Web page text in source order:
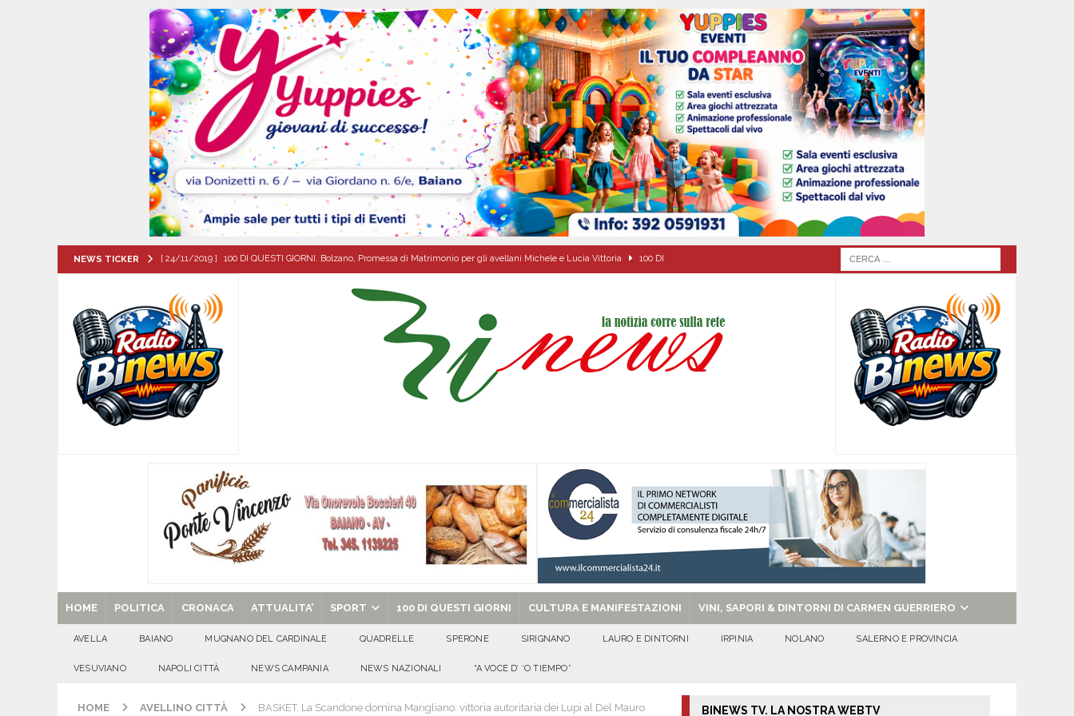
NEWS TICKER [ 24/11/2019 ] 100 DI QUESTI GIORNI. Bolzano, Promessa di Matrimonio per gli avellani Michele e Lucia Vittoria 100 DI
[ 06/08/2026 ] Il comune di Meta di Sorrento stipula protolocco d’intesa con la guardia Agroforestale Italiana
CITTA'
[ 06/08/2026 ] Mugnano del Cardinale, Iolanda Prisco è la nuova agente della Polizia Municipale ATTUALITA'
[ 06/08/2026 ] Lutto ad Avella: è scomparso il dott. Domenico Amato, aveva 85 anni
[ 06/08/2026 ]
[ 06/08/2026 ] VALLESACCARDA, torna CumVivere: la tavola come simbolo di condivisione, armonia e bellezza.
E MANIFESTAZIONI
[ 29/08/2025 ] SANT’Oggi. Venerdì 29 agosto la chiesa celebra il Martirio di san Giovanni Battista e santa Sabina EVIDENZA
HOME POLITICA CRONACA ATTUALITA’ SPORT 100 DI QUESTI GIORNI CULTURA E MANIFESTAZIONI VINI, SAPORI & DINTORNI DI CARMEN GUERRIERO
AVELLA BAIANO MUGNANO DEL CARDINALE QUADRELLE SPERONE SIRIGNANO LAURO E DINTORNI IRPINIA NOLANO SALERNO E PROVINCIA
VESUVIANO NAPOLI CITTÀ NEWS CAMPANIA NEWS NAZIONALI “A VOCE D’ ‘O TIEMPO”
HOME AVELLINO CITTÀ BASKET. La Scandone domina Marigliano: vittoria autoritaria dei Lupi al Del Mauro BINEWS TV. LA NOSTRA WEBTV